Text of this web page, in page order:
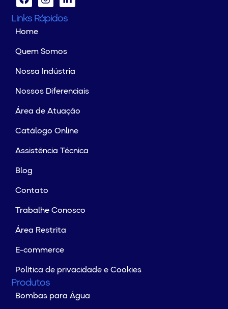
Links Rápidos
Home
Quem Somos
Nossa Indústria
Nossos Diferenciais
Área de Atuação
Catálogo Online
Assistência Técnica
Blog
Contato
Trabalhe Conosco
Área Restrita
E-commerce
Política de privacidade e Cookies
Produtos
Bombas para Água